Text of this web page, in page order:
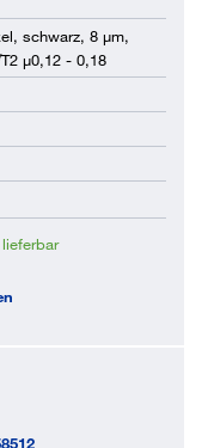
schwarz, 8 µm,
µ0,12 - 0,18